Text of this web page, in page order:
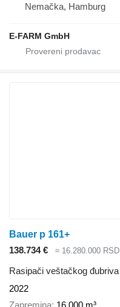
Nemačka, Hamburg
E-FARM GmbH
Bauer p 161+
138.734 €
≈ 16.280.000 RSD
Rasipači veštačkog đubriva
2022
Zapremina 16.000 m³